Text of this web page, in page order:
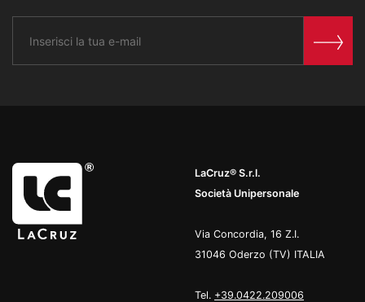
LaCruz® S.r.l.
Società Unipersonale
Via Concordia, 16 Z.I.
31046 Oderzo (TV) ITALIA
Tel. +39.0422.209006